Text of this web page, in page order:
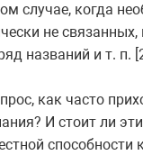
случае, когда
не
названий и т. п.
как часто
И стоит ли
способности